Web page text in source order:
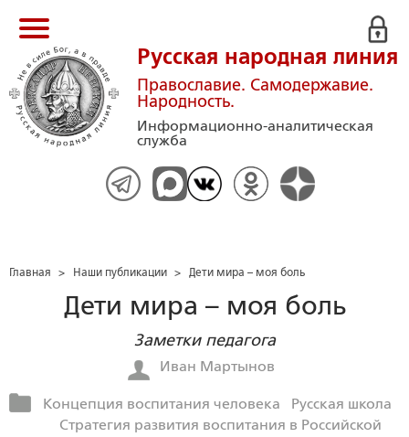
Русская народная линия
Православие. Самодержавие.
Народность.
Информационно-аналитическая
служба
Главная > Наши публикации > Дети мира – моя боль
Дети мира – моя боль
Заметки педагога
Иван Мартынов
Концепция воспитания человека
Русская школа
Стратегия развития воспитания в Российской